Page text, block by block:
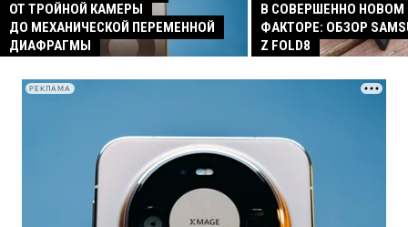
ОТ ТРОЙНОЙ КАМЕРЫ
ДО МЕХАНИЧЕСКОЙ ПЕРЕМЕННОЙ
ДИАФРАГМЫ
В СОВЕРШЕННО
ФАКТОРЕ: ОБЗОР
Z FOLD8
РЕКЛАМА